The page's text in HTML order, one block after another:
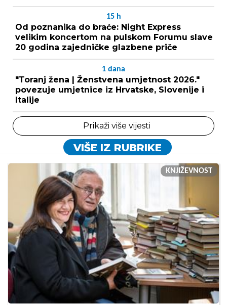
15 h
Od poznanika do braće: Night Express
velikim koncertom na pulskom Forumu slave
20 godina zajedničke glazbene priče
1 dana
"Toranj žena | Ženstvena umjetnost 2026."
povezuje umjetnice iz Hrvatske, Slovenije i
Italije
Prikaži više vijesti
VIŠE IZ RUBRIKE
KNJIŽEVNOST